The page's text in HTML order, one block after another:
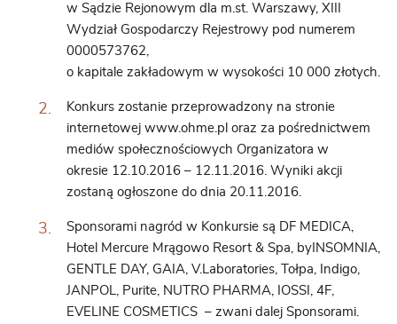
w Sądzie Rejonowym dla m.st. Warszawy, XIII
Wydział Gospodarczy Rejestrowy pod numerem
0000573762,
o kapitale zakładowym w wysokości 10 000 złotych.
Konkurs zostanie przeprowadzony na stronie
internetowej www.ohme.pl oraz za pośrednictwem
mediów społecznościowych Organizatora w
okresie 12.10.2016 – 12.11.2016. Wyniki akcji
zostaną ogłoszone do dnia 20.11.2016.
Sponsorami nagród w Konkursie są DF MEDICA,
Hotel Mercure Mrągowo Resort & Spa, byINSOMNIA,
GENTLE DAY, GAIA, V.Laboratories, Tołpa, Indigo,
JANPOL, Purite, NUTRO PHARMA, IOSSI, 4F,
EVELINE COSMETICS – zwani dalej Sponsorami.